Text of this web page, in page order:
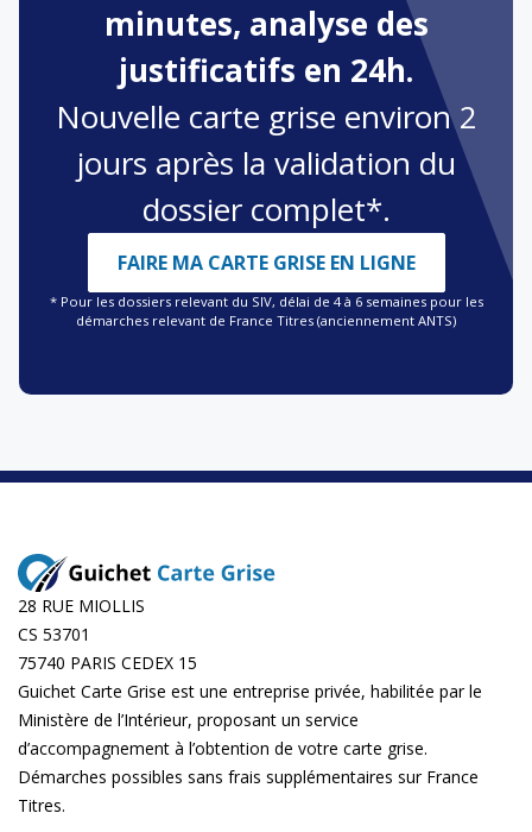
minutes, analyse des
justificatifs en 24h.
Nouvelle carte grise environ 2
jours après la validation du
dossier complet*.
FAIRE MA CARTE GRISE EN LIGNE
* Pour les dossiers relevant du SIV, délai de 4 à 6 semaines pour les
démarches relevant de France Titres (anciennement ANTS)
28 RUE MIOLLIS
CS 53701
75740 PARIS CEDEX 15
Guichet Carte Grise est une entreprise privée, habilitée par le
Ministère de l’Intérieur, proposant un service
d’accompagnement à l’obtention de votre carte grise.
Démarches possibles sans frais supplémentaires sur France
Titres.